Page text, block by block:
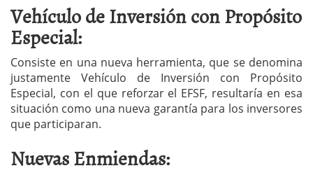
Vehículo de Inversión con Propósito
Especial:
Consiste en una nueva herramienta, que se denomina
justamente Vehículo de Inversión con Propósito
Especial, con el que reforzar el EFSF, resultaría en esa
situación como una nueva garantía para los inversores
que participaran.
Nuevas Enmiendas: